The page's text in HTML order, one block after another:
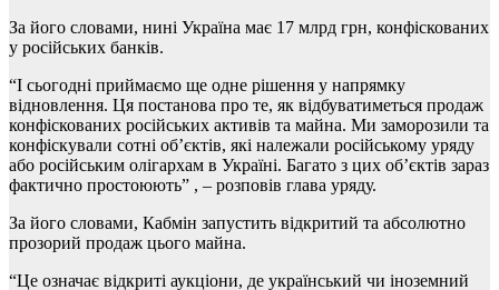
За його словами, нині Україна має 17 млрд грн, конфіскованих
у російських банків.
“І сьогодні приймаємо ще одне рішення у напрямку
відновлення. Ця постанова про те, як відбуватиметься продаж
конфіскованих російських активів та майна. Ми заморозили та
конфіскували сотні об’єктів, які належали російському уряду
або російським олігархам в Україні. Багато з цих об’єктів зараз
фактично простоюють” , – розповів глава уряду.
За його словами, Кабмін запустить відкритий та абсолютно
прозорий продаж цього майна.
“Це означає відкриті аукціони, де український чи іноземний